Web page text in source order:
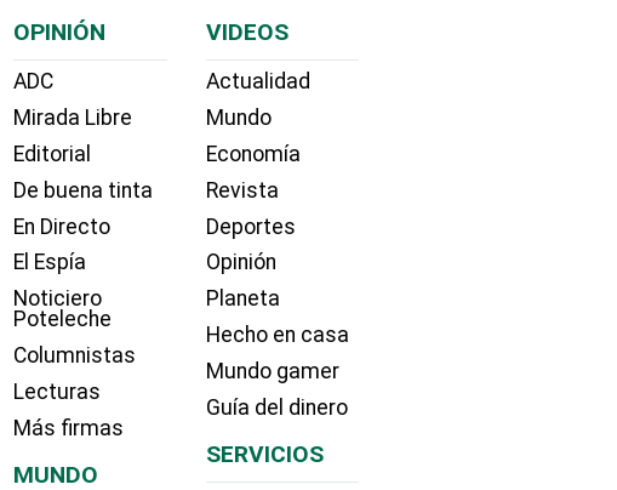
OPINIÓN
ADC
Mirada Libre
Editorial
De buena tinta
En Directo
El Espía
Noticiero
Poteleche
Columnistas
Lecturas
Más firmas
MUNDO
VIDEOS
Actualidad
Mundo
Economía
Revista
Deportes
Opinión
Planeta
Hecho en casa
Mundo gamer
Guía del dinero
SERVICIOS